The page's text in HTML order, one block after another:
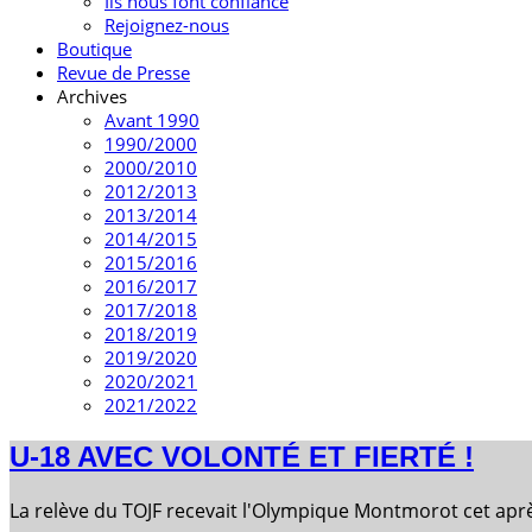
Rejoignez-nous
Boutique
Revue de Presse
Archives
Avant 1990
1990/2000
2000/2010
2012/2013
2013/2014
2014/2015
2015/2016
2016/2017
2017/2018
2018/2019
2019/2020
2020/2021
2021/2022
U-18 AVEC VOLONTÉ ET FIERTÉ !
La relève du TOJF recevait l'Olympique Montmorot cet